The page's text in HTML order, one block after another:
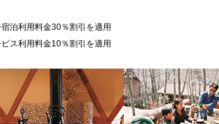
泊利用料金30％割引を適用
ス利用料金10％割引を適用